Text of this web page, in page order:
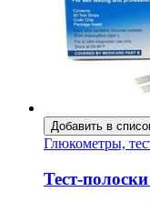
Добавить в
Глюкометры,
Тест-